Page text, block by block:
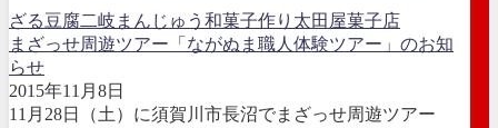
ざる豆腐二岐まんじゅう 和菓子作り 太田屋菓子店
まざっせ周遊ツアー「ながぬま職人体験ツアー」のお知
らせ
2015年11月8日
11月28日（土）に須賀川市長沼でまざっせ周遊ツアー